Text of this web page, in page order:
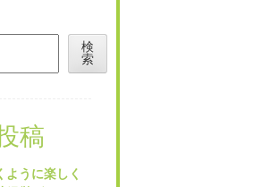
検
索
稿
ように楽しく